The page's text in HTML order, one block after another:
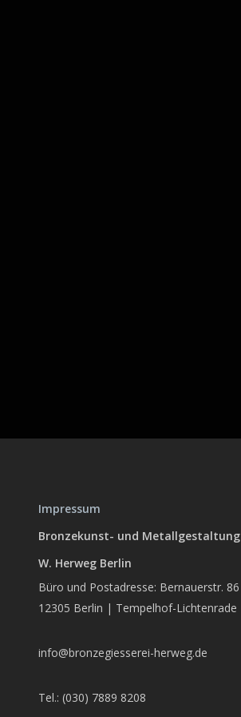
Impressum
Bronzekunst- und Metallgestaltung
W. Herweg Berlin
Büro und Postadresse: Bernauerstr. 86
12305 Berlin | Tempelhof-Lichtenrade
info@bronzegiesserei-herweg.de
Tel.: (030) 7889 8208